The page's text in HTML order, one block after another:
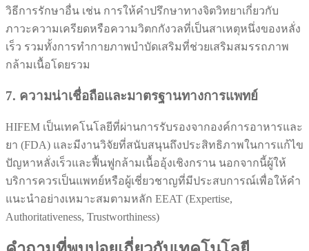
วิธีการรักษาอื่น เช่น การให้คำปรึกษาทางจิตวิทยาเกี่ยวกับ
ภาวะความเครียดหรือความวิตกกังวลที่เป็นสาเหตุหนึ่งของหลั่ง
เร็ว รวมทั้งการทำกายภาพบำบัดเสริมที่ช่วยเสริมสมรรถภาพ
กล้ามเนื้อโดยรวม
7. ความน่าเชื่อถือและมาตรฐานทางการแพทย์
HIFEM เป็นเทคโนโลยีที่ผ่านการรับรองจากองค์การอาหารและ
ยา (FDA) และมีงานวิจัยที่สนับสนุนถึงประสิทธิภาพในการแก้ไข
ปัญหาหลั่งเร็วและฟื้นฟูกล้ามเนื้ออุ้งเชิงกราน นอกจากนี้ผู้ให้
บริการควรเป็นแพทย์หรือผู้เชี่ยวชาญที่มีประสบการณ์เพื่อให้คำ
แนะนำอย่างเหมาะสมตามหลัก EEAT (Expertise,
Authoritativeness, Trustworthiness)